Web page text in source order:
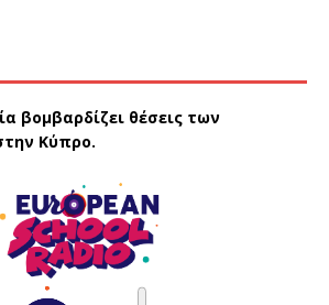
βομβαρδίζει θέσεις των
Κύπρο.